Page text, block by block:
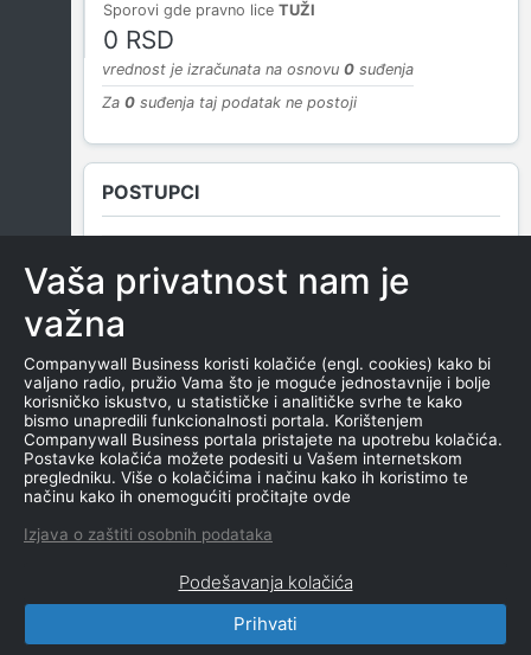
Sporovi gde pravno lice TUŽI
0 RSD
vrednost je izračunata na osnovu 0 suđenja
Za 0 suđenja taj podatak ne postoji
POSTUPCI
NEMA SUDSKIH OBJAVA
ROČIŠTA
NEMA SUDSKIH OBJAVA
CompanyWall Business © 2026
korišćenja | Izjava o privatnosti
Vaša privatnost nam je
važna
Companywall Business koristi kolačiće (engl. cookies) kako bi
valjano radio, pružio Vama što je moguće jednostavnije i bolje
korisničko iskustvo, u statističke i analitičke svrhe te kako
bismo unapredili funkcionalnosti portala. Korištenjem
Companywall Business portala pristajete na upotrebu kolačića.
Postavke kolačića možete podesiti u Vašem internetskom
pregledniku. Više o kolačićima i načinu kako ih koristimo te
načinu kako ih onemogućiti pročitajte ovde
Izjava o zaštiti osobnih podataka
Podešavanja kolačića
Prihvati